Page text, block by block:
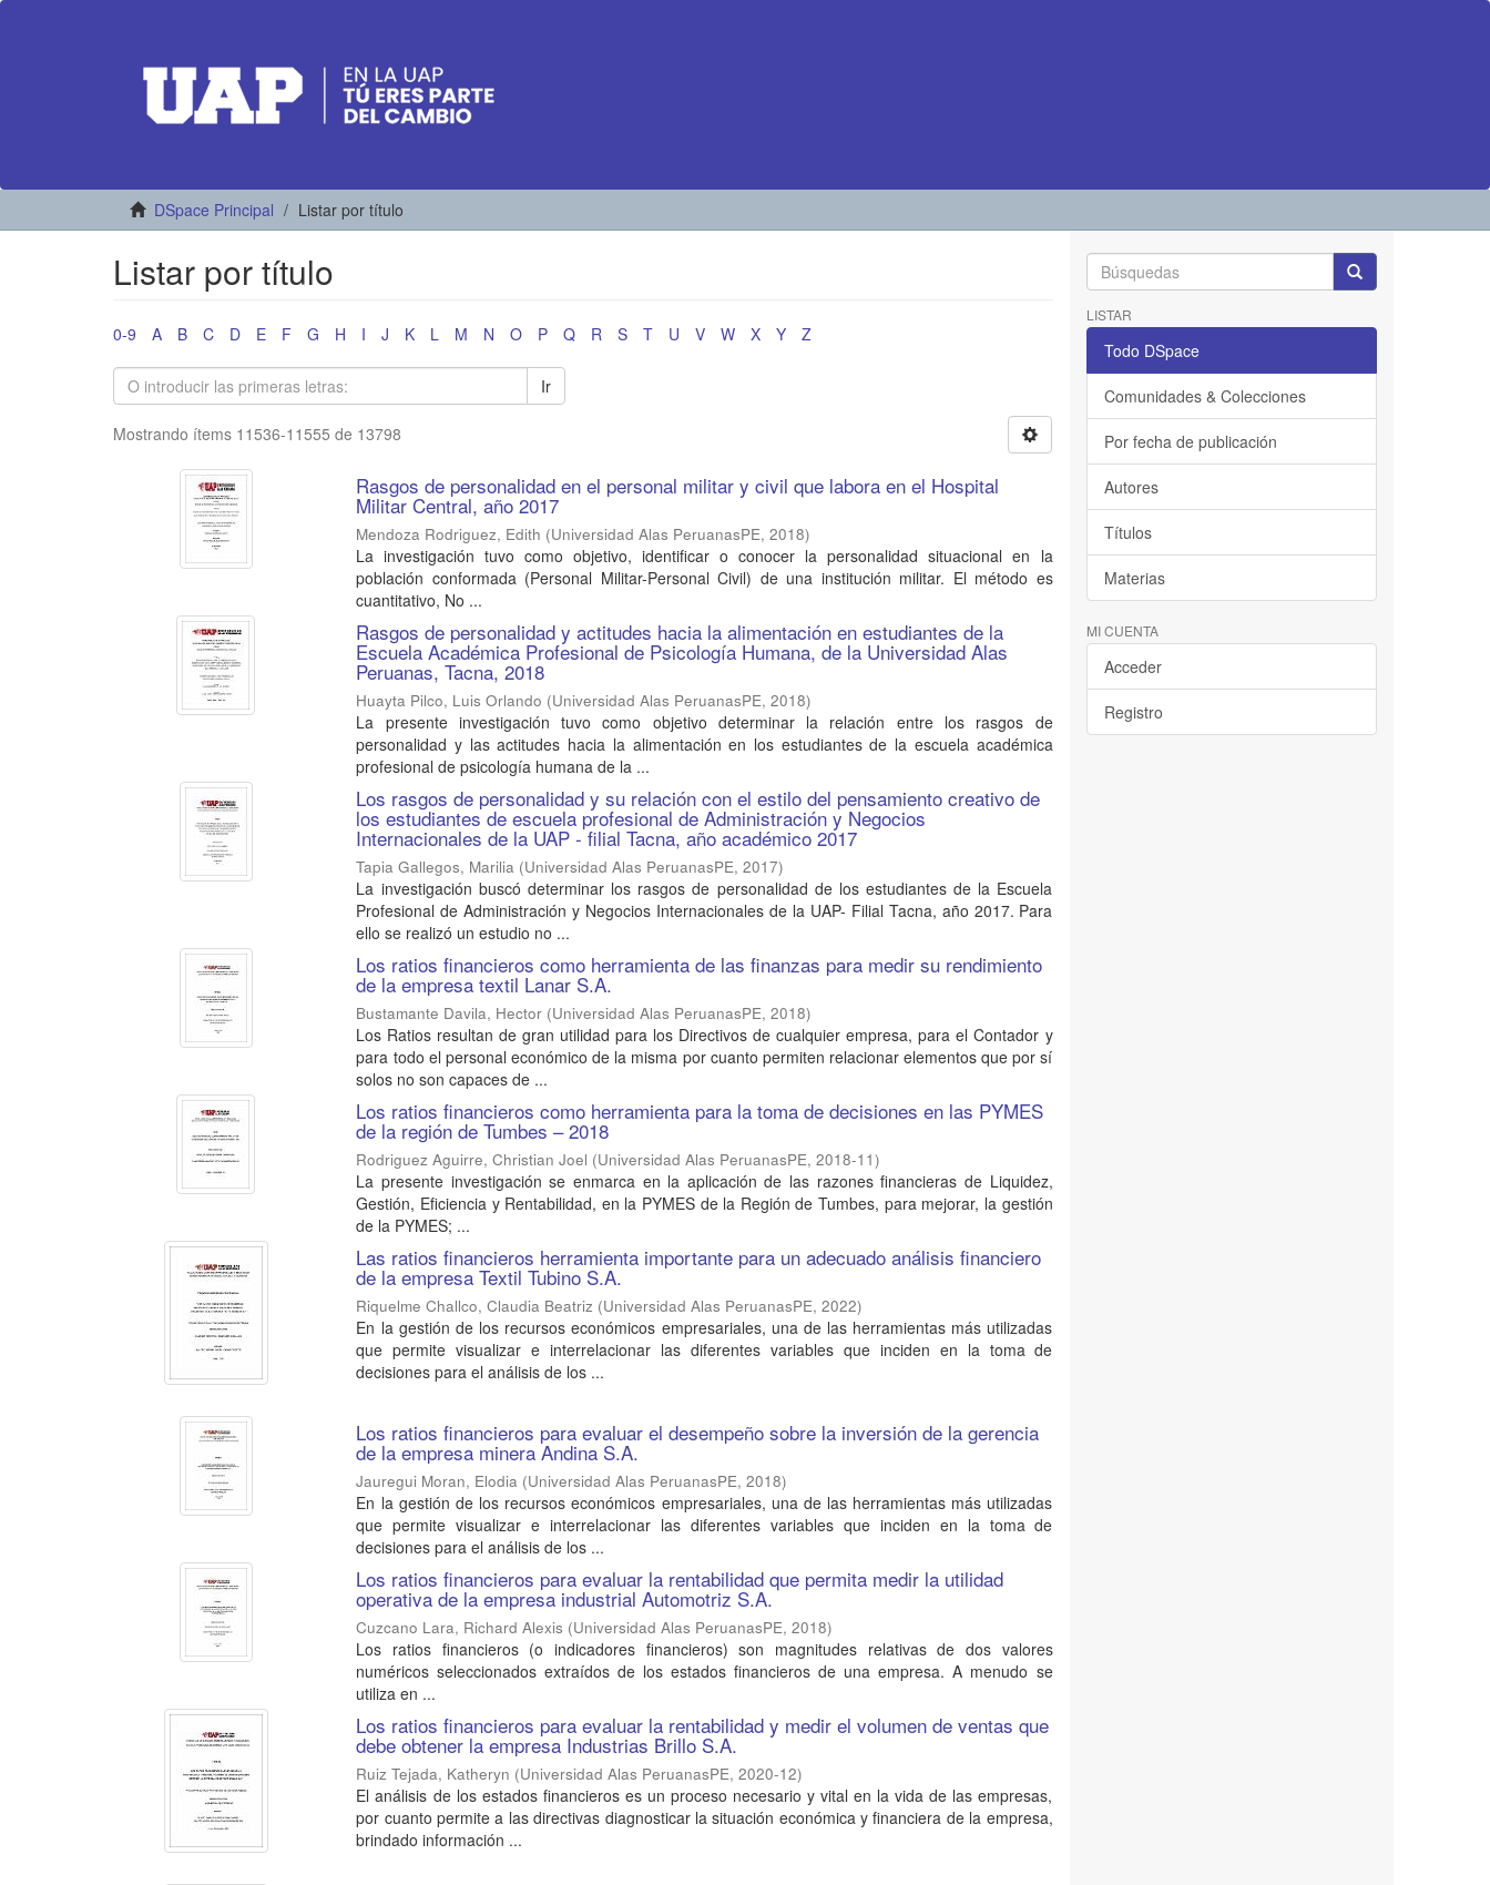
DSpace Principal Listar por título
Listar por título
0-9 A B C D E F G H I J K L M N O P Q R S T U V W X Y Z
Ir
Mostrando ítems 11536-11555 de 13798
Rasgos de personalidad en el personal militar y civil que labora en el Hospital
Militar Central, año 2017
Mendoza Rodriguez, Edith (Universidad Alas PeruanasPE,2018)
La investigación tuvo como objetivo, identificar o conocer la personalidad situacional en la
población conformada (Personal Militar-Personal Civil) de una institución militar. El método es
cuantitativo, No ...
Rasgos de personalidad y actitudes hacia la alimentación en estudiantes de la
Escuela Académica Profesional de Psicología Humana, de la Universidad Alas
Peruanas, Tacna, 2018
Huayta Pilco, Luis Orlando (Universidad Alas PeruanasPE,2018)
La presente investigación tuvo como objetivo determinar la relación entre los rasgos de
personalidad y las actitudes hacia la alimentación en los estudiantes de la escuela académica
profesional de psicología humana de la ...
Los rasgos de personalidad y su relación con el estilo del pensamiento creativo de
los estudiantes de escuela profesional de Administración y Negocios
Internacionales de la UAP - filial Tacna, año académico 2017
Tapia Gallegos, Marilia (Universidad Alas PeruanasPE,2017)
La investigación buscó determinar los rasgos de personalidad de los estudiantes de la Escuela
Profesional de Administración y Negocios Internacionales de la UAP- Filial Tacna, año 2017. Para
ello se realizó un estudio no ...
Los ratios financieros como herramienta de las finanzas para medir su rendimiento
de la empresa textil Lanar S.A.
Bustamante Davila, Hector (Universidad Alas PeruanasPE,2018)
Los Ratios resultan de gran utilidad para los Directivos de cualquier empresa, para el Contador y
para todo el personal económico de la misma por cuanto permiten relacionar elementos que por sí
solos no son capaces de ...
Los ratios financieros como herramienta para la toma de decisiones en las PYMES
de la región de Tumbes – 2018
Rodriguez Aguirre, Christian Joel (Universidad Alas PeruanasPE,2018-11)
La presente investigación se enmarca en la aplicación de las razones financieras de Liquidez,
Gestión, Eficiencia y Rentabilidad, en la PYMES de la Región de Tumbes, para mejorar, la gestión
de la PYMES; ...
Las ratios financieros herramienta importante para un adecuado análisis financiero
de la empresa Textil Tubino S.A.
Riquelme Challco, Claudia Beatriz (Universidad Alas PeruanasPE,2022)
En la gestión de los recursos económicos empresariales, una de las herramientas más utilizadas
que permite visualizar e interrelacionar las diferentes variables que inciden en la toma de
decisiones para el análisis de los ...
Los ratios financieros para evaluar el desempeño sobre la inversión de la gerencia
de la empresa minera Andina S.A.
Jauregui Moran, Elodia (Universidad Alas PeruanasPE,2018)
En la gestión de los recursos económicos empresariales, una de las herramientas más utilizadas
que permite visualizar e interrelacionar las diferentes variables que inciden en la toma de
decisiones para el análisis de los ...
Los ratios financieros para evaluar la rentabilidad que permita medir la utilidad
operativa de la empresa industrial Automotriz S.A.
Cuzcano Lara, Richard Alexis (Universidad Alas PeruanasPE,2018)
Los ratios financieros (o indicadores financieros) son magnitudes relativas de dos valores
numéricos seleccionados extraídos de los estados financieros de una empresa. A menudo se
utiliza en ...
Los ratios financieros para evaluar la rentabilidad y medir el volumen de ventas que
debe obtener la empresa Industrias Brillo S.A.
Ruiz Tejada, Katheryn (Universidad Alas PeruanasPE,2020-12)
El análisis de los estados financieros es un proceso necesario y vital en la vida de las empresas,
por cuanto permite a las directivas diagnosticar la situación económica y financiera de la empresa,
brindado información ...
LISTAR
Todo DSpace
Comunidades & Colecciones
Por fecha de publicación
Autores
Títulos
Materias
MI CUENTA
Acceder
Registro